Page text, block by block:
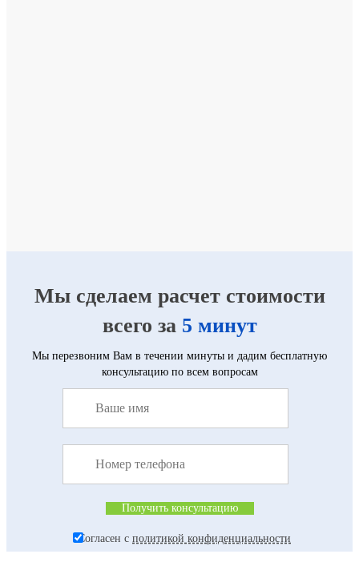
Мы сделаем расчет стоимости
всего за 5 минут
Мы перезвоним Вам в течении минуты и дадим бесплатную
консультацию по всем вопросам
Согласен с политикой конфиденциальности